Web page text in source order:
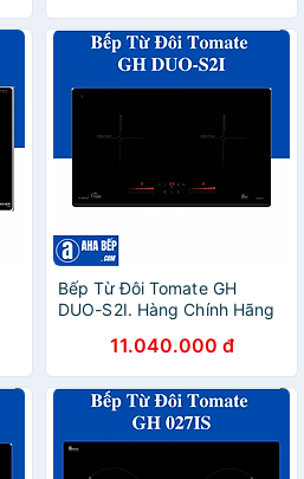
Bếp Từ Đôi Tomate GH
DUO-S2I. Hàng Chính Hãng
11.040.000 đ